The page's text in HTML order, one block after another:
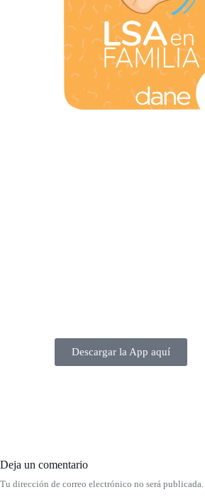
Descargar la App aquí
Deja un comentario
Tu dirección de correo electrónico no será publicada.